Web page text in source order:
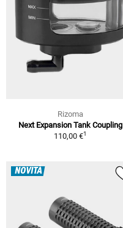
Rizoma
Next Expansion Tank Coupling
110,00 €1
NOVITÀ